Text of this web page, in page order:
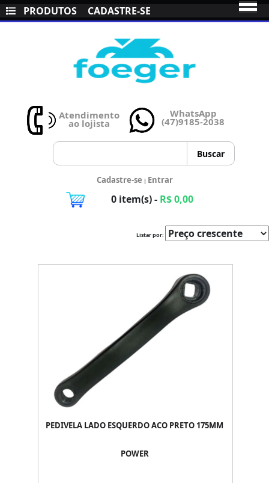
PRODUTOS CADASTRE-SE
Atendimento
ao lojista
WhatsApp
(47)9185-2038
Cadastre-se | Entrar
0 item(s) - R$ 0,00
Listar por:
PEDIVELA LADO ESQUERDO ACO PRETO 175MM
POWER